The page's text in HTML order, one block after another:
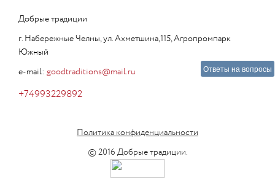
Добрые традиции
г. Набережные Челны, ул. Ахметшина,115, Агропромпарк
Южный
e-mail: goodtraditions@mail.ru
+74993229892
Политика конфиденциальности
© 2016 Добрые традиции.
Ответы на вопросы